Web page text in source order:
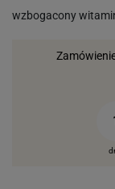
wzbogacony